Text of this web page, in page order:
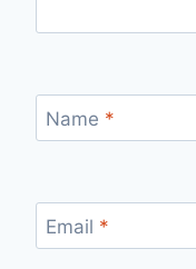
Name *
Email *